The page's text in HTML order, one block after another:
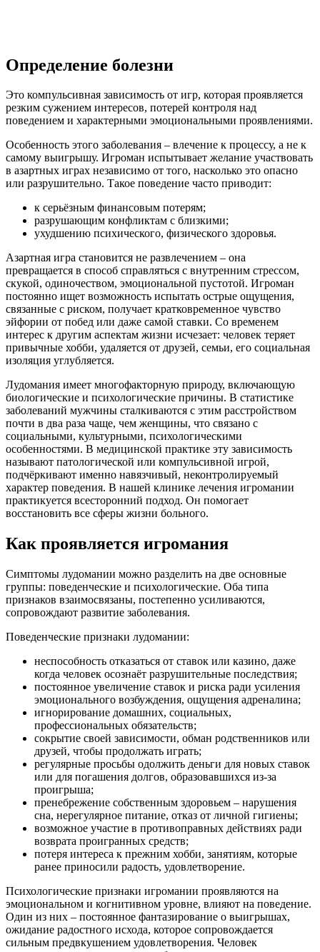
Определение болезни
Это компульсивная зависимость от игр, которая проявляется
резким сужением интересов, потерей контроля над
поведением и характерными эмоциональными проявлениями.
Особенность этого заболевания – влечение к процессу, а не к
самому выигрышу. Игроман испытывает желание участвовать
в азартных играх независимо от того, насколько это опасно
или разрушительно. Такое поведение часто приводит:
к серьёзным финансовым потерям;
разрушающим конфликтам с близкими;
ухудшению психического, физического здоровья.
Азартная игра становится не развлечением – она
превращается в способ справляться с внутренним стрессом,
скукой, одиночеством, эмоциональной пустотой. Игроман
постоянно ищет возможность испытать острые ощущения,
связанные с риском, получает кратковременное чувство
эйфории от побед или даже самой ставки. Со временем
интерес к другим аспектам жизни исчезает: человек теряет
привычные хобби, удаляется от друзей, семьи, его социальная
изоляция углубляется.
Лудомания имеет многофакторную природу, включающую
биологические и психологические причины. В статистике
заболеваний мужчины сталкиваются с этим расстройством
почти в два раза чаще, чем женщины, что связано с
социальными, культурными, психологическими
особенностями. В медицинской практике эту зависимость
называют патологической или компульсивной игрой,
подчёркивают именно навязчивый, неконтролируемый
характер поведения. В нашей клинике лечения игромании
практикуется всесторонний подход. Он помогает
восстановить все сферы жизни больного.
Как проявляется игромания
Симптомы лудомании можно разделить на две основные
группы: поведенческие и психологические. Оба типа
признаков взаимосвязаны, постепенно усиливаются,
сопровождают развитие заболевания.
Поведенческие признаки лудомании:
неспособность отказаться от ставок или казино, даже
когда человек осознаёт разрушительные последствия;
постоянное увеличение ставок и риска ради усиления
эмоционального возбуждения, ощущения адреналина;
игнорирование домашних, социальных,
профессиональных обязательств;
сокрытие своей зависимости, обман родственников или
друзей, чтобы продолжать играть;
регулярные просьбы одолжить деньги для новых ставок
или для погашения долгов, образовавшихся из-за
проигрыша;
пренебрежение собственным здоровьем – нарушения
сна, нерегулярное питание, отказ от личной гигиены;
возможное участие в противоправных действиях ради
возврата проигранных средств;
потеря интереса к прежним хобби, занятиям, которые
ранее приносили радость, удовлетворение.
Психологические признаки игромании проявляются на
эмоциональном и когнитивном уровне, влияют на поведение.
Один из них – постоянное фантазирование о выигрышах,
ожидание радостного исхода, которое сопровождается
сильным предвкушением удовлетворения. Человек